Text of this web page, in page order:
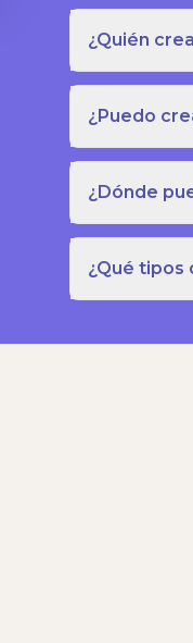
¿Quién
¿Puedo
¿Dónde
¿Qué tipos